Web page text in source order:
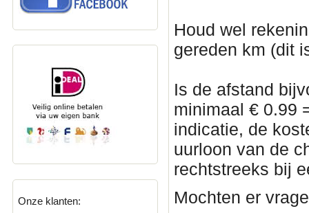
Onze klanten:
Houd wel
gereden km (dit
Is de afstand
minimaal € 0.99
indicatie, de
uurloon van de
rechtstreeks bij
Mochten er